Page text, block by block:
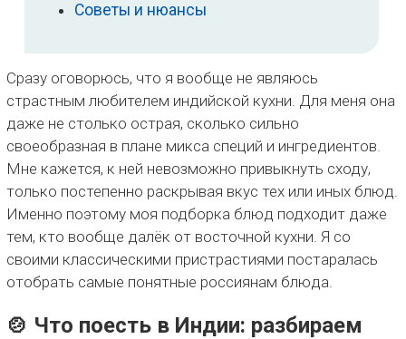
Советы и нюансы
Сразу оговорюсь, что я вообще не являюсь
страстным любителем индийской кухни. Для меня она
даже не столько острая, сколько сильно
своеобразная в плане микса специй и ингредиентов.
Мне кажется, к ней невозможно привыкнуть сходу,
только постепенно раскрывая вкус тех или иных блюд.
Именно поэтому моя подборка блюд подходит даже
тем, кто вообще далёк от восточной кухни. Я со
своими классическими пристрастиями постаралась
отобрать самые понятные россиянам блюда.
🍲 Что поесть в Индии: разбираем